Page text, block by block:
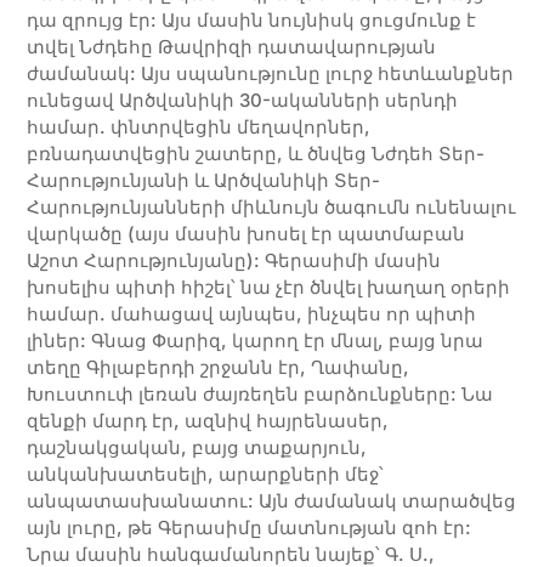
դա զրույց էր: Այս մասին նույնիսկ ցուցմունք է
տվել Նժդեհը Թավրիզի դատավարության
ժամանակ: Այս սպանությունը լուրջ հետևանքներ
ունեցավ Արծվանիկի 30-ականների սերնդի
համար. փնտրվեցին մեղավորներ,
բռնադատվեցին շատերը, և ծնվեց Նժդեհ Տեր-
Հարությունյանի և Արծվանիկի Տեր-
Հարությունյանների միևնույն ծագումն ունենալու
վարկածը (այս մասին խոսել էր պատմաբան
Աշոտ Հարությունյանը): Գերասիմի մասին
խոսելիս պիտի հիշել՝ նա չէր ծնվել խաղաղ օրերի
համար. մահացավ այնպես, ինչպես որ պիտի
լիներ: Գնաց Փարիզ, կարող էր մնալ, բայց նրա
տեղը Գիլաբերդի շրջանն էր, Ղափանը,
Խուստուփ լեռան ժայռեղեն բարձունքները: Նա
զենքի մարդ էր, ազնիվ հայրենասեր,
դաշնակցական, բայց տաքարյուն,
անկանխատեսելի, արարքների մեջ՝
անպատասխանատու: Այն ժամանակ տարածվեց
այն լուրը, թե Գերասիմը մատնության զոհ էր:
Նրա մասին հանգամանորեն նայեք՝ Գ. Ս.,